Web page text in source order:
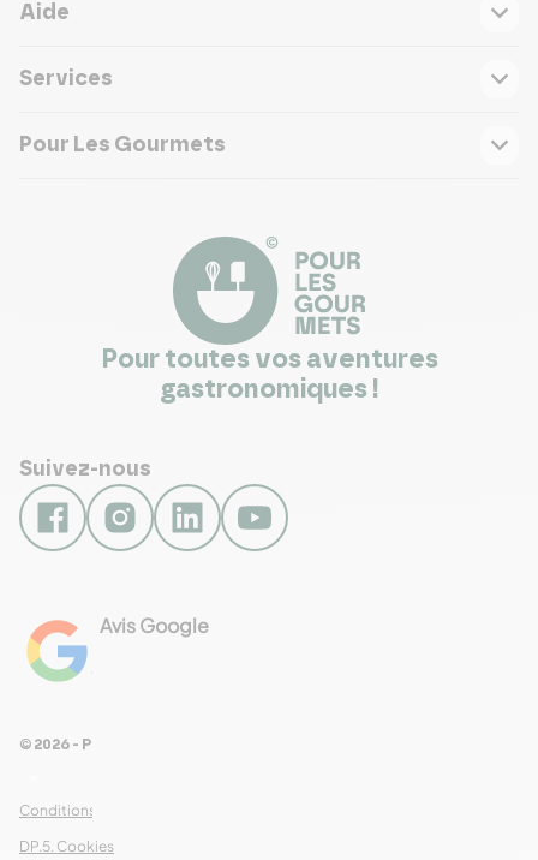
Aide
Services
Pour Les Gourmets
Pour toutes vos aventures
gastronomiques !
Suivez-nous
Avis Google
Conditions Générales de Ventes
DP.5. Cookies
© 2026 - Pour Les Gourmets